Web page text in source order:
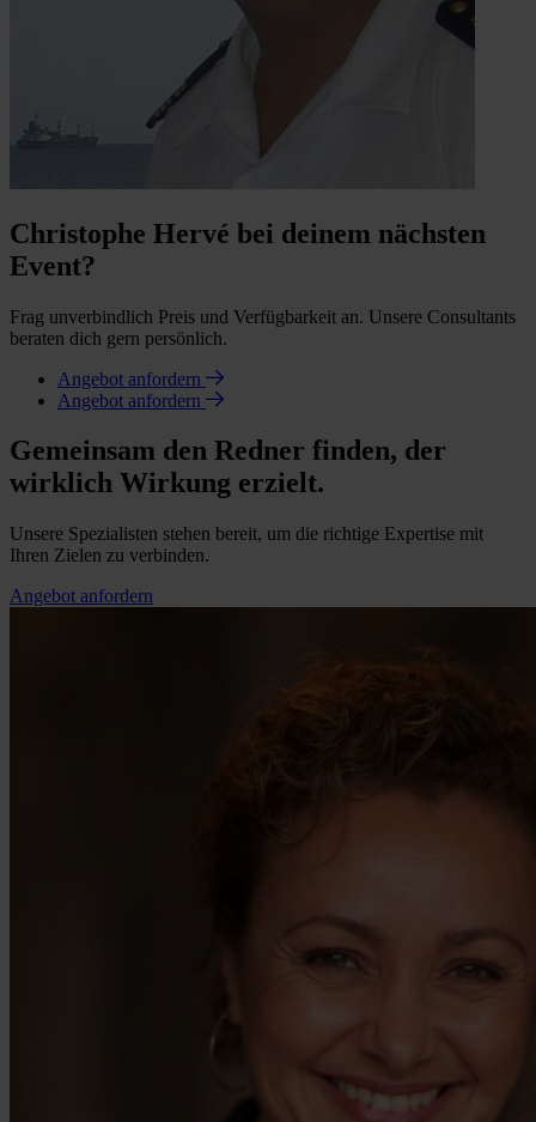
Christophe Hervé bei deinem nächsten
Event?
Frag unverbindlich Preis und Verfügbarkeit an. Unsere Consultants
beraten dich gern persönlich.
Angebot anfordern
Angebot anfordern
Gemeinsam den Redner finden, der
wirklich Wirkung erzielt.
Unsere Spezialisten stehen bereit, um die richtige Expertise mit
Ihren Zielen zu verbinden.
Angebot anfordern